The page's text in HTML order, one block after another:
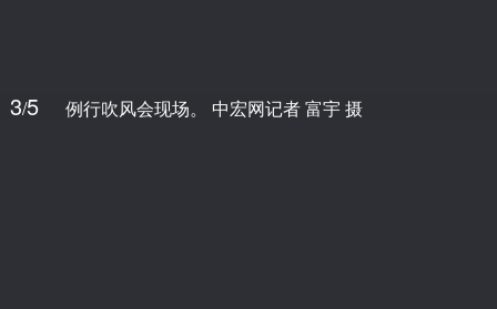
3/5 例行吹风会现场。 中宏网记者 富宇 摄